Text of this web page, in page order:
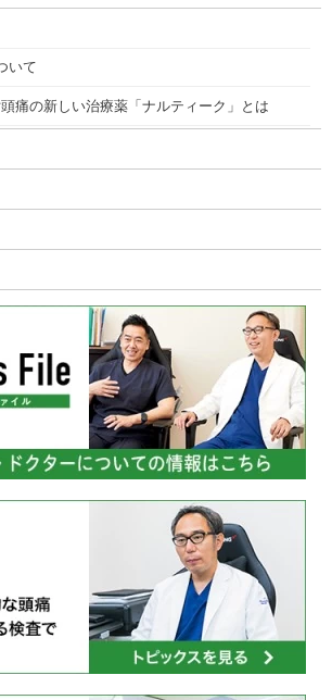
いて
痛の新しい治療薬「ナルティーク」とは